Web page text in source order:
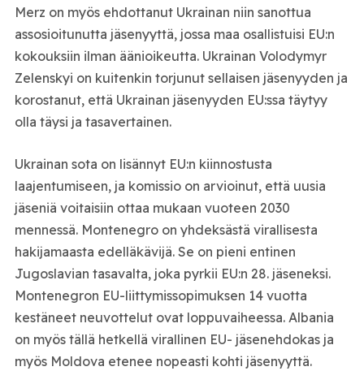
Merz on myös ehdottanut Ukrainan niin sanottua
assosioitunutta jäsenyyttä, jossa maa osallistuisi EU:n
kokouksiin ilman äänioikeutta. Ukrainan Volodymyr
Zelenskyi on kuitenkin torjunut sellaisen jäsenyyden ja
korostanut, että Ukrainan jäsenyyden EU:ssa täytyy
olla täysi ja tasavertainen.
Ukrainan sota on lisännyt EU:n kiinnostusta
laajentumiseen, ja komissio on arvioinut, että uusia
jäseniä voitaisiin ottaa mukaan vuoteen 2030
mennessä. Montenegro on yhdeksästä virallisesta
hakijamaasta edelläkävijä. Se on pieni entinen
Jugoslavian tasavalta, joka pyrkii EU:n 28. jäseneksi.
Montenegron EU-liittymissopimuksen 14 vuotta
kestäneet neuvottelut ovat loppuvaiheessa. Albania
on myös tällä hetkellä virallinen EU- jäsenehdokas ja
myös Moldova etenee nopeasti kohti jäsenyyttä.